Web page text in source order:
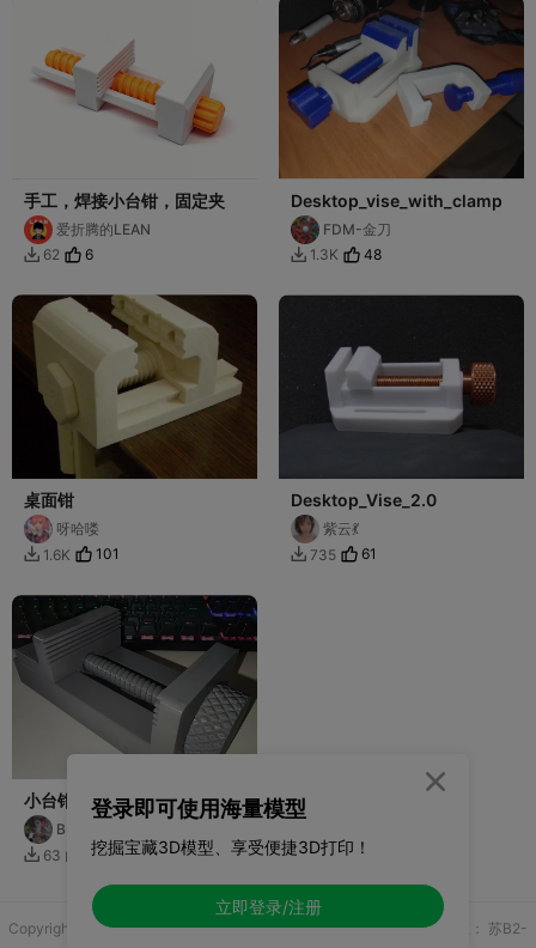
手工，焊接小台钳，固定夹
爱折腾的LEAN
 62 6
Desktop_vise_with_clamp
FDM-金刀
 1.3K 48
桌面钳
呀哈喽
 1.6K 101
Desktop_Vise_2.0
紫云💃
 735 61
小台钳，工作台台钳
BB超
 63 31
Copyright © 2025 无锡控博科技有限公司 版权所有增值电信业务许可证： 苏B2-
登录即可使用海量模型
挖掘宝藏3D模型、享受便捷3D打印！
立即登录/注册
